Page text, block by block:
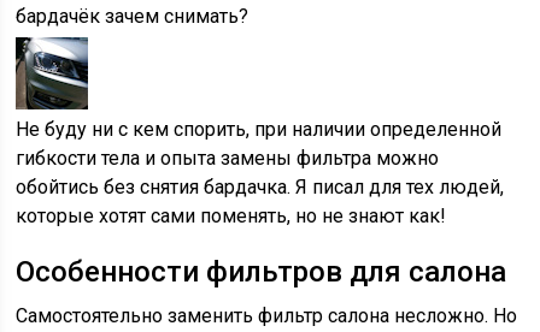
бардачёк зачем снимать?
Не буду ни с кем спорить, при наличии определенной
гибкости тела и опыта замены фильтра можно
обойтись без снятия бардачка. Я писал для тех людей,
которые хотят сами поменять, но не знают как!
Особенности фильтров для салона
Самостоятельно заменить фильтр салона несложно. Но